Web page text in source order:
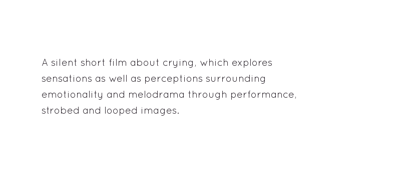
A silent short film about crying, which explores
sensations as well as perceptions surrounding
emotionality and melodrama through performance,
strobed and looped images.